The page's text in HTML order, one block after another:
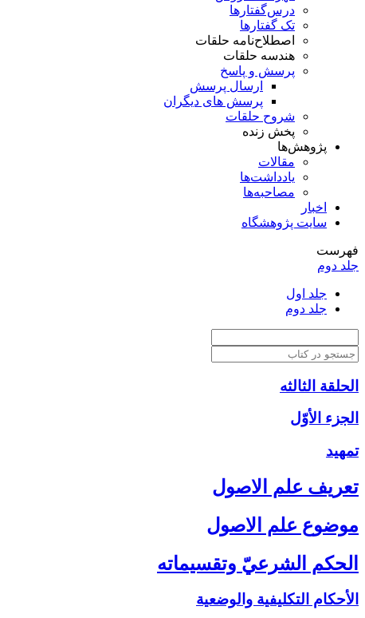
درس‌گفتار‌ها
تک گفتارها
اصطلاح‌نامه حلقات
هندسه حلقات
پرسش و پاسخ
ارسال پرسش
پرسش های دیگران
شروح حلقات
پخش زنده
پژوهش‌ها
مقالات
یادداشت‌ها
مصاحبه‌ها
اخبار
سایت پژوهشگاه
فهرست
جلد دوم
جلد اول
جلد دوم
الحلقة الثالثه
الجزء الأوّل‏
تمهيد
تعريف علم الاصول‏
موضوع علم الاصول‏
الحكم الشرعيّ وتقسيماته‏
الأحكام التكليفية والوضعية